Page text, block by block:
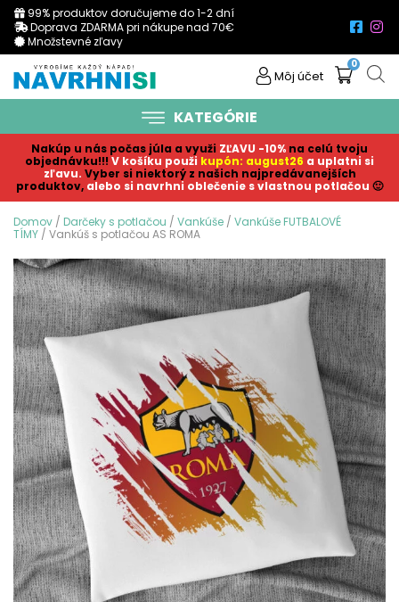
99% produktov doručujeme do 1-2 dní
Doprava ZDARMA pri nákupe nad 70€
Množstevné zľavy
Môj účet
0
KATEGÓRIE
Nakúp u nás počas júla a využi ZĽAVU -10% na celú tvoju
objednávku!!! V košíku použi kupón: august26 a uplatni si
zľavu. Vyber si niektorý z našich najpredávanejších
produktov, alebo si navrhni oblečenie s vlastnou potlačou 🙂
Domov / Darčeky s potlačou / Vankúše / Vankúše FUTBALOVÉ
TÍMY / Vankúš s potlačou AS ROMA